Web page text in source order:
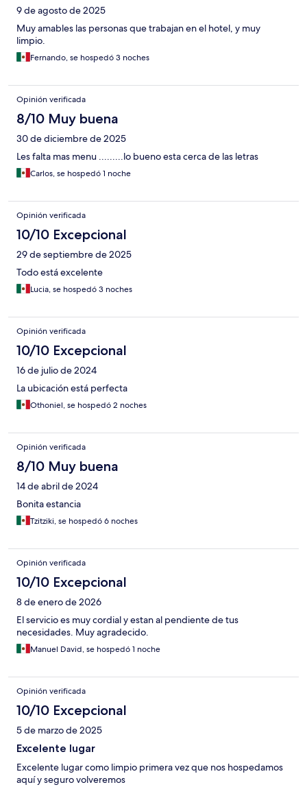
9 de agosto de 2025
Muy amables las personas que trabajan en el hotel, y muy
limpio.
Fernando, se hospedó 3 noches
Opinión verificada
8/10 Muy buena
30 de diciembre de 2025
Les falta mas menu .........lo bueno esta cerca de las letras
Carlos, se hospedó 1 noche
Opinión verificada
10/10 Excepcional
29 de septiembre de 2025
Todo está excelente
Lucia, se hospedó 3 noches
Opinión verificada
10/10 Excepcional
16 de julio de 2024
La ubicación está perfecta
Othoniel, se hospedó 2 noches
Opinión verificada
8/10 Muy buena
14 de abril de 2024
Bonita estancia
Tzitziki, se hospedó 6 noches
Opinión verificada
10/10 Excepcional
8 de enero de 2026
El servicio es muy cordial y estan al pendiente de tus
necesidades. Muy agradecido.
Manuel David, se hospedó 1 noche
Opinión verificada
10/10 Excepcional
5 de marzo de 2025
Excelente lugar
Excelente lugar como limpio primera vez que nos hospedamos
aquí y seguro volveremos